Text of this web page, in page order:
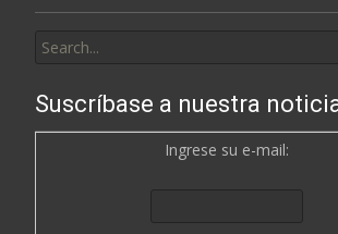
for:
Suscríbase a nuestra
Ingrese su e-mail: